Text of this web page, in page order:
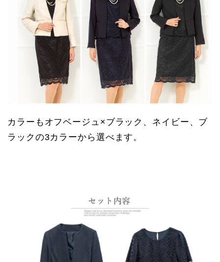
カラーもオフベージュ×ブラック、ネイビー、ブ
ラックの3カラーから選べます。